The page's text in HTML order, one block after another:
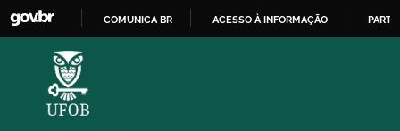
COMUNICA BR ACESSO À INFORMAÇÃO